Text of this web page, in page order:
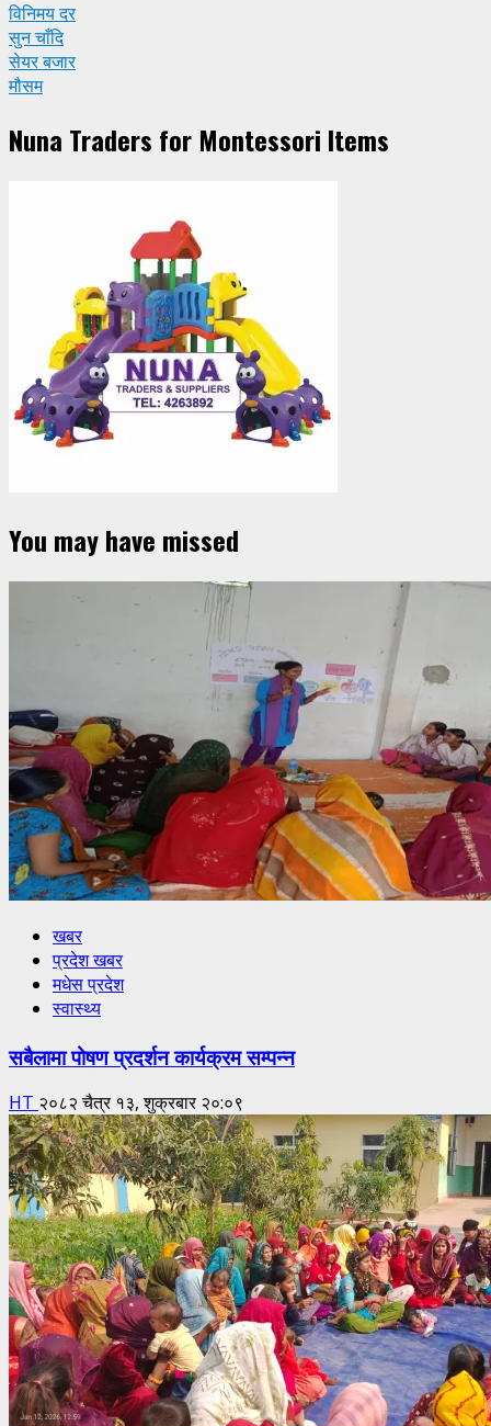
विनिमय दर
सुन चाँदि
सेयर बजार
मौसम
Nuna Traders for Montessori Items
You may have missed
खबर
प्रदेश खबर
मधेस प्रदेश
स्वास्थ्य
सबैलामा पोषण प्रदर्शन कार्यक्रम सम्पन्न
HT २०८२ चैत्र १३, शुक्रबार २०:०९